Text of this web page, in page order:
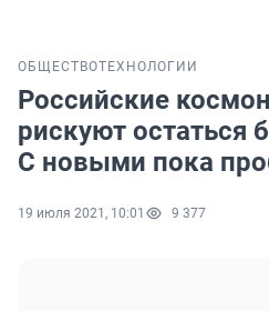
ОБЩЕСТВОТЕХНОЛОГИИ
Российские
рискуют остаться
С новыми пока
19 июля 2021, 10:01 9 377